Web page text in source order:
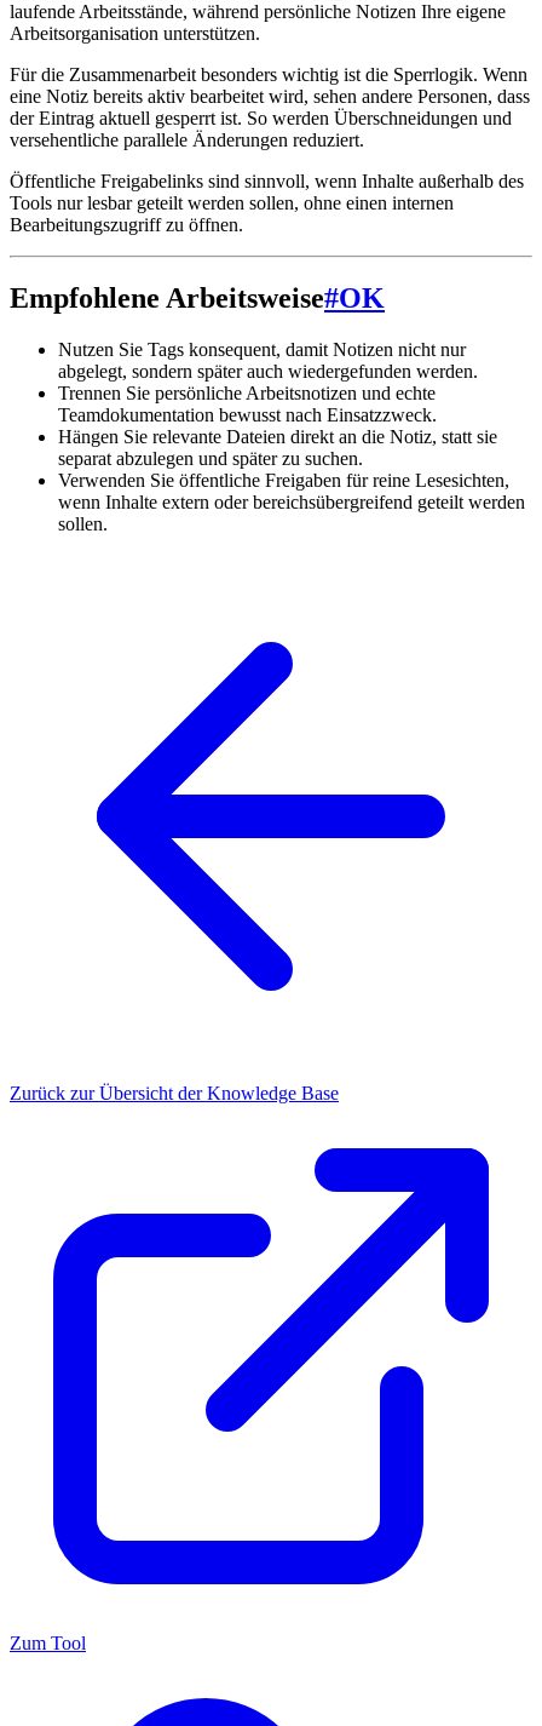
laufende Arbeitsstände, während persönliche Notizen Ihre eigene
Arbeitsorganisation unterstützen.
Für die Zusammenarbeit besonders wichtig ist die Sperrlogik. Wenn
eine Notiz bereits aktiv bearbeitet wird, sehen andere Personen, dass
der Eintrag aktuell gesperrt ist. So werden Überschneidungen und
versehentliche parallele Änderungen reduziert.
Öffentliche Freigabelinks sind sinnvoll, wenn Inhalte außerhalb des
Tools nur lesbar geteilt werden sollen, ohne einen internen
Bearbeitungszugriff zu öffnen.
Empfohlene Arbeitsweise#OK
Nutzen Sie Tags konsequent, damit Notizen nicht nur
abgelegt, sondern später auch wiedergefunden werden.
Trennen Sie persönliche Arbeitsnotizen und echte
Teamdokumentation bewusst nach Einsatzzweck.
Hängen Sie relevante Dateien direkt an die Notiz, statt sie
separat abzulegen und später zu suchen.
Verwenden Sie öffentliche Freigaben für reine Lesesichten,
wenn Inhalte extern oder bereichsübergreifend geteilt werden
sollen.
Zurück zur Übersicht der Knowledge Base
Zum Tool